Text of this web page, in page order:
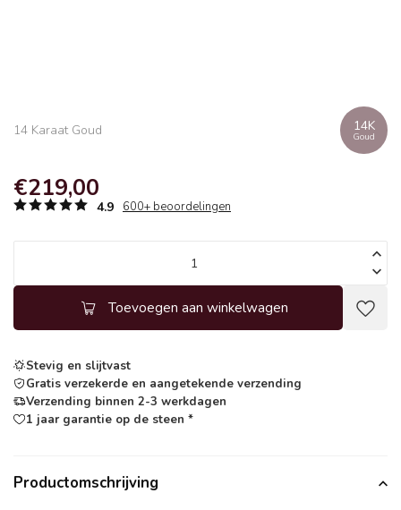
14 Karaat Goud 14K
Goud
€219,00
4.9 600+ beoordelingen
Toevoegen aan winkelwagen
Stevig en slijtvast
Gratis verzekerde en aangetekende verzending
Verzending binnen 2-3 werkdagen
1 jaar garantie op de steen *
Productomschrijving